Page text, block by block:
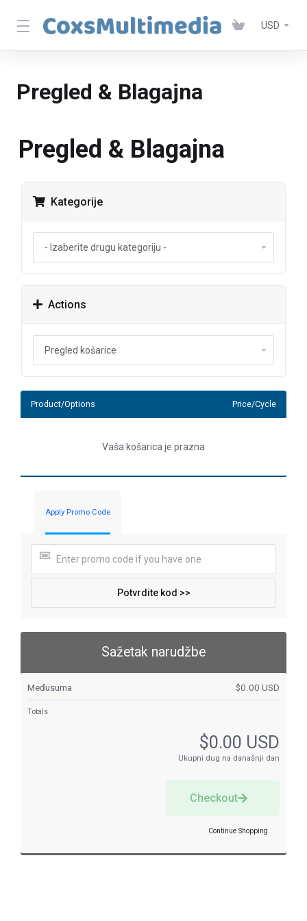
USD
Pregled & Blagajna
Pregled & Blagajna
Kategorije
Actions
Product/Options Price/Cycle
Vaša košarica je prazna
Apply Promo Code
Potvrdite kod >>
Sažetak narudžbe
Međusuma $0.00 USD
Totals
$0.00 USD
Ukupni dug na današnji dan
Checkout
Continue Shopping